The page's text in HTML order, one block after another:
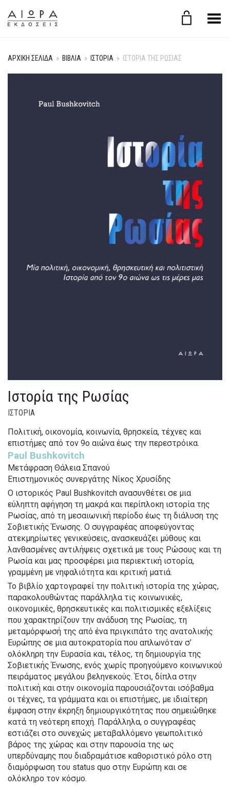
Εναλλαγή μενού
ΑΡΧΙΚΉ ΣΕΛΊΔΑ » ΒΙΒΛΙΑ » ΙΣΤΟΡΙΑ » ΙΣΤΟΡΊΑ ΤΗΣ ΡΩΣΊΑΣ
Ιστορία της Ρωσίας
ΙΣΤΟΡΙΑ
Πολιτική, οικονομία, κοινωνία, θρησκεία, τέχνες και
επιστήμες από τον 9ο αιώνα έως την περεστρόικα.
Paul Bushkovitch
Μετάφραση Θάλεια Σπανού
Επιστημονικός συνεργάτης Νίκος Χρυσίδης
Ο ιστορικός Paul Bushkovitch ανασυνθέτει σε μια
εύληπτη αφήγηση τη μακρά και περίπλοκη ιστορία της
Ρωσίας, από τη μεσαιωνική περίοδο έως τη διάλυση της
Σοβιετικής Ένωσης. Ο συγγραφέας αποφεύγοντας
ατεκμηρίωτες γενικεύσεις, ανασκευάζει μύθους και
λανθασμένες αντιλήψεις σχετικά με τους Ρώσους και τη
Ρωσία και μας προσφέρει μια περιεκτική ιστορία,
γραμμένη με νηφαλιότητα και κριτική ματιά.
Το βιβλίο χαρτογραφεί την πολιτική ιστορία της χώρας,
παρακολουθώντας παράλληλα τις κοινωνικές,
οικονομικές, θρησκευτικές και πολιτισμικές εξελίξεις
που χαρακτηρίζουν την ανάδυση της Ρωσίας, τη
μεταμόρφωσή της από ένα πριγκιπάτο της ανατολικής
Ευρώπης σε μια αυτοκρατορία που απλωνόταν σ’
ολόκληρη την Ευρασία και, τέλος, τη δημιουργία της
Σοβιετικής Ένωσης, ενός χωρίς προηγούμενο κοινωνικού
πειράματος μεγάλου βεληνεκούς. Έτσι, δίπλα στην
πολιτική και στην οικονομία παρουσιάζονται ισόβαθμα
οι τέχνες, τα γράμματα και οι επιστήμες, με ιδιαίτερη
έμφαση στην έκρηξη δημιουργικότητας που σημειώθηκε
κατά τη νεότερη εποχή. Παράλληλα, ο συγγραφέας
εστιάζει στο συνεχώς μεταβαλλόμενο γεωπολιτικό
βάρος της χώρας και στην παρουσία της ως
υπερδύναμης που διαδραμάτισε καθοριστικό ρόλο στη
διαμόρφωση του status quo στην Ευρώπη και σε
ολόκληρο τον κόσμο.